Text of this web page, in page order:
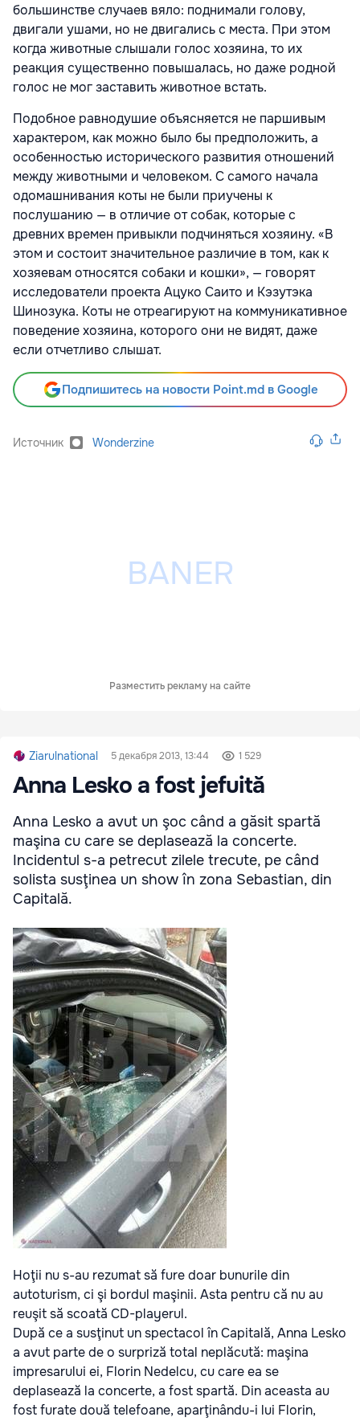
большинстве случаев вяло: поднимали голову,
двигали ушами, но не двигались с места. При этом
когда животные слышали голос хозяина, то их
реакция существенно повышалась, но даже родной
голос не мог заставить животное встать.
Подобное равнодушие объясняется не паршивым
характером, как можно было бы предположить, а
особенностью исторического развития отношений
между животными и человеком. С самого начала
одомашнивания коты не были приучены к
послушанию — в отличие от собак, которые с
древних времен привыкли подчиняться хозяину. «В
этом и состоит значительное различие в том, как к
хозяевам относятся собаки и кошки», — говорят
исследователи проекта Ацуко Саито и Кэзутэка
Шинозука. Коты не отреагируют на коммуникативное
поведение хозяина, которого они не видят, даже
если отчетливо слышат.
Подпишитесь на новости Point.md в Google
Источник Wonderzine
Разместить рекламу на сайте
Ziarulnational 5 декабря 2013, 13:44 1 529
Anna Lesko a fost jefuită
Anna Lesko a avut un şoc când a găsit spartă
maşina cu care se deplasează la concerte.
Incidentul s-a petrecut zilele trecute, pe când
solista susţinea un show în zona Sebastian, din
Capitală.
Hoţii nu s-au rezumat să fure doar bunurile din
autoturism, ci şi bordul maşinii. Asta pentru că nu au
reuşit să scoată CD-playerul.
După ce a susţinut un spectacol în Capitală, Anna Lesko
a avut parte de o surpriză total neplăcută: maşina
impresarului ei, Florin Nedelcu, cu care ea se
deplasează la concerte, a fost spartă. Din aceasta au
fost furate două telefoane, aparţinându-i lui Florin,